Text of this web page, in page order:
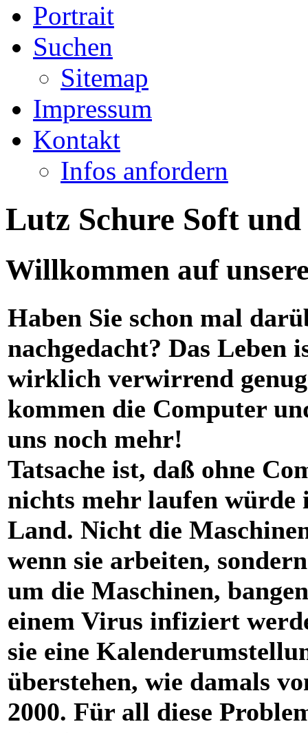
Portrait
Suchen
Sitemap
Impressum
Kontakt
Infos anfordern
Lutz Schure Soft
Willkommen auf
Haben Sie schon mal
nachgedacht? Das Leben
wirklich verwirrend
kommen die Computer
uns noch mehr!
Tatsache ist, daß ohne
nichts mehr laufen würde
Land. Nicht die
wenn sie arbeiten,
um die Maschinen,
einem Virus infiziert
sie eine
überstehen, wie damals
2000. Für all diese